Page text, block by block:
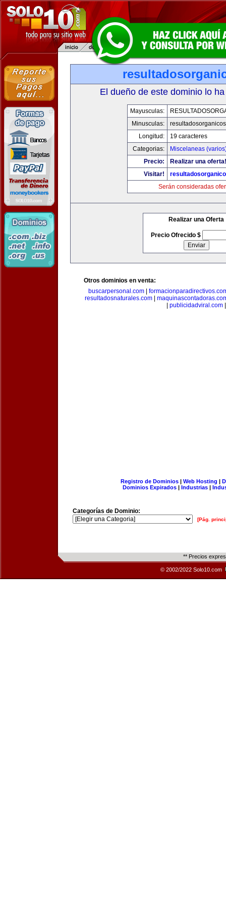
El dueño de este dominio lo
Mayusculas:
Minusculas:
Longitud:
19 caracteres
Categorias:
Miscelaneas
Precio:
Realizar una oferta!
Visitar!
Serán consideradas
Realizar una Oferta
Precio Ofrecido $
Otros dominios en venta:
buscarpersonal.com|
resultadosnaturales.com|
publicidadviral.com
Registro de Dominios| Web Hosting |
Dominios Expirados | Industrias |
Categorías de Dominio:
[Pág.
** Precios
© 2002/2022 Solo10.com